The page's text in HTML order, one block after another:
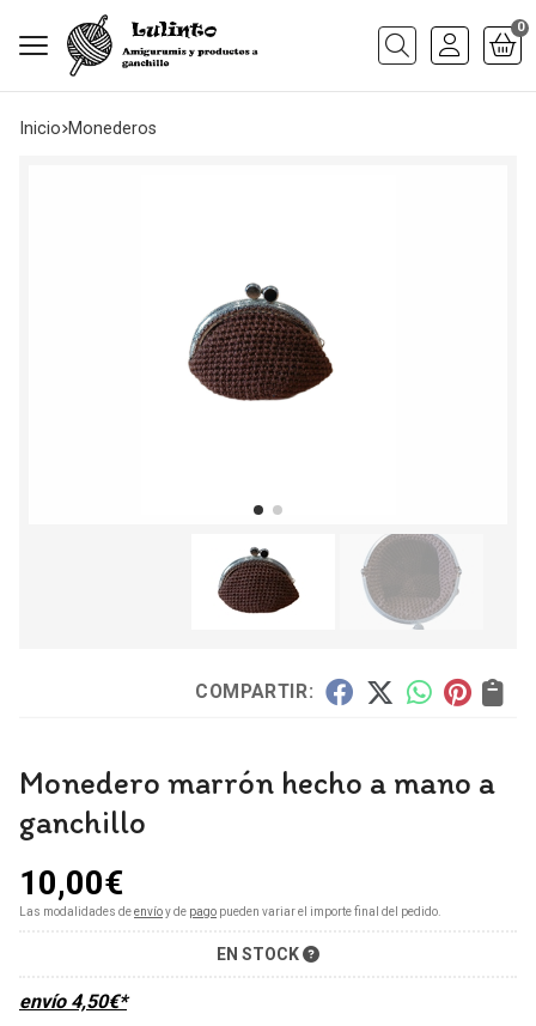
Buscar
0
Inicio monederos
COMPARTIR:
Monedero marrón hecho a mano a
ganchillo
10,00€
Las modalidades deenvíoy de pago pueden variar el importe final del pedido.
EN STOCK
envío 4,50€*